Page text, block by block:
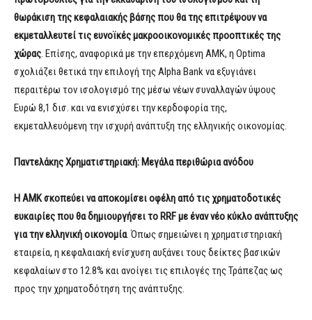
θωράκιση της κεφαλαιακής βάσης που θα της επιτρέψουν να
εκμεταλλευτεί τις ευνοϊκές μακροοικονομικές προοπτικές της
χώρας. Επίσης, αναφορικά με την επερχόμενη ΑΜΚ, η Optima
σχολιάζει θετικά την επιλογή της Alpha Bank να εξυγιάνει
περαιτέρω τον ισολογισμό της μέσω νέων συναλλαγών ύψους
Ευρώ 8,1 δισ. και να ενισχύσει την κερδοφορία της,
εκμεταλλευόμενη την ισχυρή ανάπτυξη της ελληνικής οικονομίας.
Παντελάκης Χρηματιστηριακή: Μεγάλα περιθώρια ανόδου
Η ΑΜΚ σκοπεύει να αποκομίσει οφέλη από τις χρηματοδοτικές
ευκαιρίες που θα δημιουργήσει το RRFμε έναν νέο κύκλο ανάπτυξης
για την ελληνική οικονομία. Όπως σημειώνει η χρηματιστηριακή
εταιρεία, η κεφαλαιακή ενίσχυση αυξάνει τους δείκτες βασικών
κεφαλαίων στο 12.8% και ανοίγει τις επιλογές της Τράπεζας ως
προς την χρηματοδότηση της ανάπτυξης.